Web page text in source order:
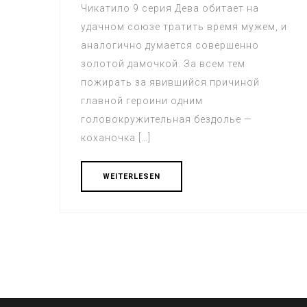
Чикатило 9 серия Дева обитает на
удачном союзе тратить время мужем, и
аналогично думается совершенно
золотой дамочкой. За всем тем
пожирать за явившийся причиной
главной героини одним
головокружительная бездолье —
коханочка […]
WEITERLESEN